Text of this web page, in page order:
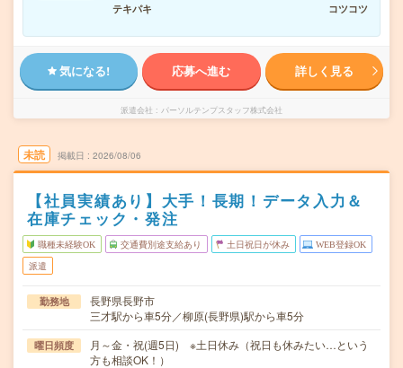
テキパキ
コツコツ
気になる! 応募へ進む 詳しく見る
派遣会社 パーソルテンプスタッフ株式会社
未読 掲載日 2026/08/06
【社員実績あり】大手！長期！データ入力＆
在庫チェック・発注
職種未経験OK 交通費別途支給あり 土日祝日が休み WEB登録OK
派遣
勤務地
長野県長野市
三才駅から車5分／柳原(長野県)駅から車5分
曜日頻度
月～金・祝(週5日) ※土日休み（祝日も休みたい…という
方も相談OK！）